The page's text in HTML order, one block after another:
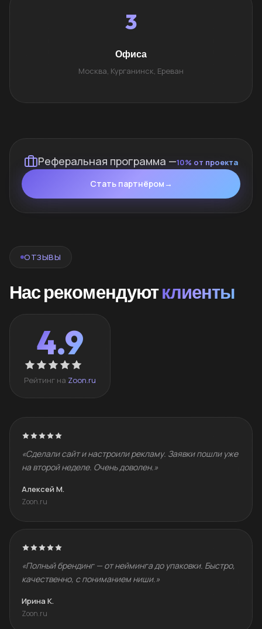
3
Офиса
Москва, Курганинск, Ереван
Реферальная программа —10% от проекта
Стать партнёром →
ОТЗЫВЫ
Нас рекомендуютклиенты
4.9
Рейтинг на Zoon.ru
«Сделали сайт и настроили рекламу. Заявки пошли уже
на второй неделе. Очень доволен.»
Алексей М.
Zoon.ru
«Полный брендинг — от нейминга до упаковки. Быстро,
качественно, с пониманием ниши.»
Ирина К.
Zoon.ru